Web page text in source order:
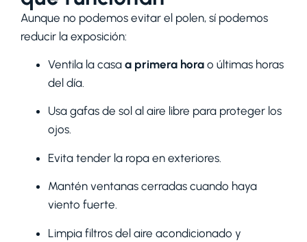
Aunque no podemos evitar el polen, sí podemos
reducir la exposición:
Ventila la casa a primera hora o últimas horas
del día.
Usa gafas de sol al aire libre para proteger los
ojos.
Evita tender la ropa en exteriores.
Mantén ventanas cerradas cuando haya
viento fuerte.
Limpia filtros del aire acondicionado y